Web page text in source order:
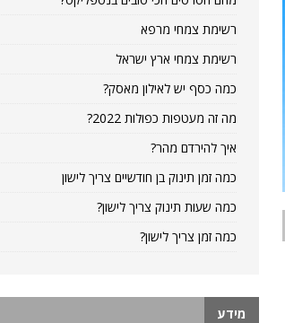
רשימת צמחי מרפא
רשימת צמחי ארץ ישראל
כמה כסף יש לאילון מאסק?
מה זה מעטפות כפולות 2022?
איך להירדם מהר?
כמה זמן תינוק בן חודשיים צריך לישון
כמה שעות תינוק צריך לישון?
כמה זמן צריך לישון?
מידע